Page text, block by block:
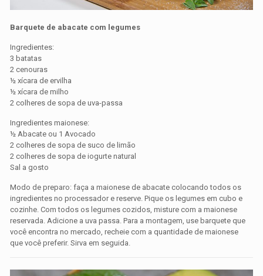
Barquete de abacate com legumes
Ingredientes:
3 batatas
2 cenouras
½ xícara de ervilha
½ xícara de milho
2 colheres de sopa de uva-passa
Ingredientes maionese:
½ Abacate ou 1 Avocado
2 colheres de sopa de suco de limão
2 colheres de sopa de iogurte natural
Sal a gosto
Modo de preparo: faça a maionese de abacate colocando todos os
ingredientes no processador e reserve. Pique os legumes em cubo e
cozinhe. Com todos os legumes cozidos, misture com a maionese
reservada. Adicione a uva passa. Para a montagem, use barquete que
você encontra no mercado, recheie com a quantidade de maionese
que você preferir. Sirva em seguida.